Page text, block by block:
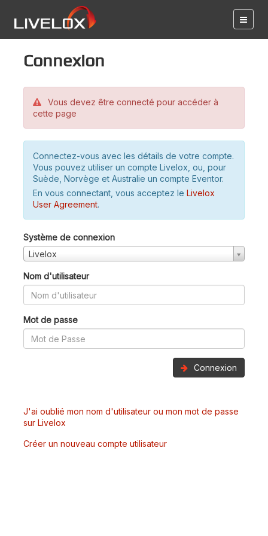
Connexion
Vous devez être connecté pour accéder à
cette page
Connectez-vous avec les détails de votre compte.
Vous pouvez utiliser un compte Livelox, ou, pour
Suède, Norvège et Australie un compte Eventor.
En vous connectant, vous acceptez le Livelox
User Agreement.
Système de connexion
Livelox
Nom d'utilisateur
Mot de passe
Connexion
J'ai oublié mon nom d'utilisateur ou mon mot de passe
sur Livelox
Créer un nouveau compte utilisateur